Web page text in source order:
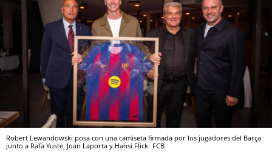
Robert Lewandowski posa con una camiseta firmada por los jugadores del Barça
junto a Rafa Yuste, Joan Laporta y Hansi Flick FCB